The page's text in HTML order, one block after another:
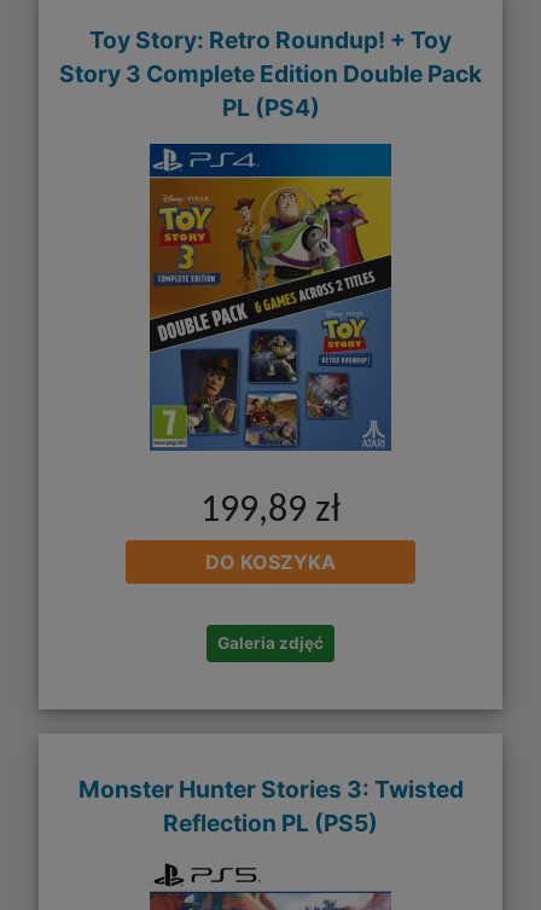
Toy Story: Retro Roundup! + Toy
Story 3 Complete Edition Double Pack
PL (PS4)
199,89 zł
DO KOSZYKA
Galeria zdjęć
Monster Hunter Stories 3: Twisted
Reflection PL (PS5)